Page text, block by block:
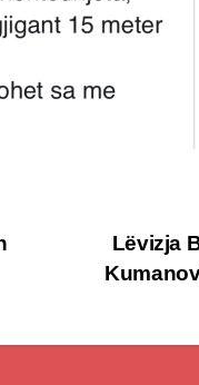
Lëvizja